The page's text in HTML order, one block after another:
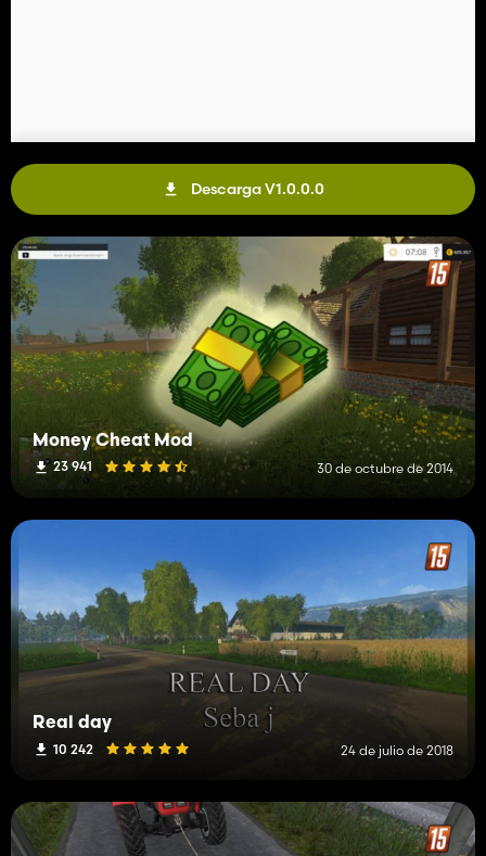
Descarga V1.0.0.0
Money Cheat Mod
23 941 30 de octubre de 2014
Real day
10 242 24 de julio de 2018